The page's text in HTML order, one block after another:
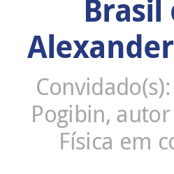
Brasil
Pogibin,
Física em